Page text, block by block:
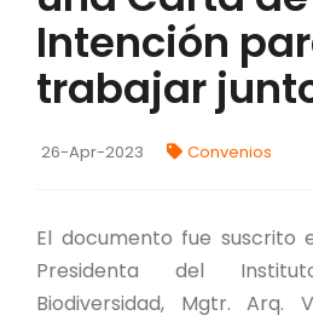
PROGRAMAS Y PROYECTOS
PROGRAMAS
PROYECTO ÁGUILAS DE
MONUMENTOS NATURALES
REPOSITORIO
Intención
trabajar
26-Apr-2023 Convenios
El documento fue suscrito
Presidenta del
Biodiversidad, Mgtr. Arq.